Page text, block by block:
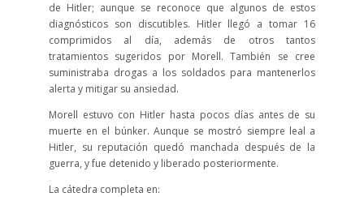
de Hitler; aunque se reconoce que algunos de estos
diagnósticos son discutibles. Hitler llegó a tomar 16
comprimidos al día, además de otros tantos
tratamientos sugeridos por Morell. También se cree
suministraba drogas a los soldados para mantenerlos
alerta y mitigar su ansiedad.
Morell estuvo con Hitler hasta pocos días antes de su
muerte en el búnker. Aunque se mostró siempre leal a
Hitler, su reputación quedó manchada después de la
guerra, y fue detenido y liberado posteriormente.
La cátedra completa en: